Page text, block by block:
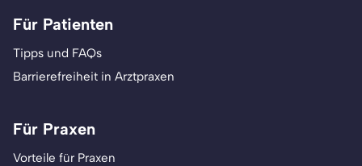
Für Patienten
Tipps und FAQs
Barrierefreiheit in Arztpraxen
Für Praxen
Vorteile für Praxen